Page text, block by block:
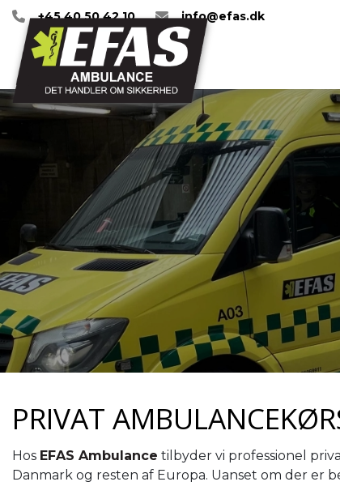
Gå
hovedindhold
+45 40 50 42 10 info@efas.dk
PRIVAT
Hos EFAS Ambulance tilbyder vi professionel
Danmark og resten af Europa. Uanset om der er